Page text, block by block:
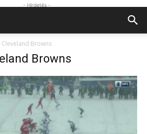
- Hirdetés -
Cleveland Browns
Browns